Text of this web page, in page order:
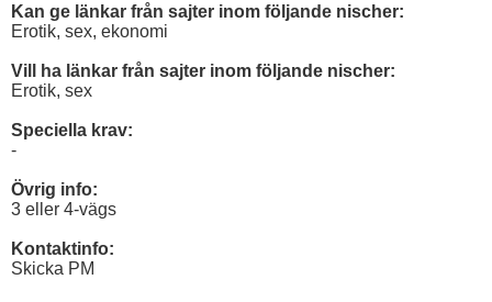
Kan ge länkar från sajter inom följande nischer:
Erotik, sex, ekonomi
Vill ha länkar från sajter inom följande nischer:
Erotik, sex
Speciella krav:
-
Övrig info:
3 eller 4-vägs
Kontaktinfo:
Skicka PM